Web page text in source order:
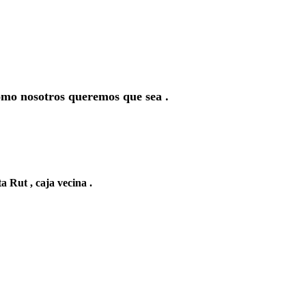
nosotros queremos que sea .
Rut , caja vecina .